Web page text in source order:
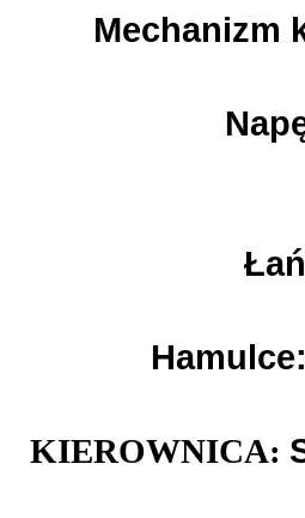
Mechanizm
Hamulce:
KIEROWNICA: